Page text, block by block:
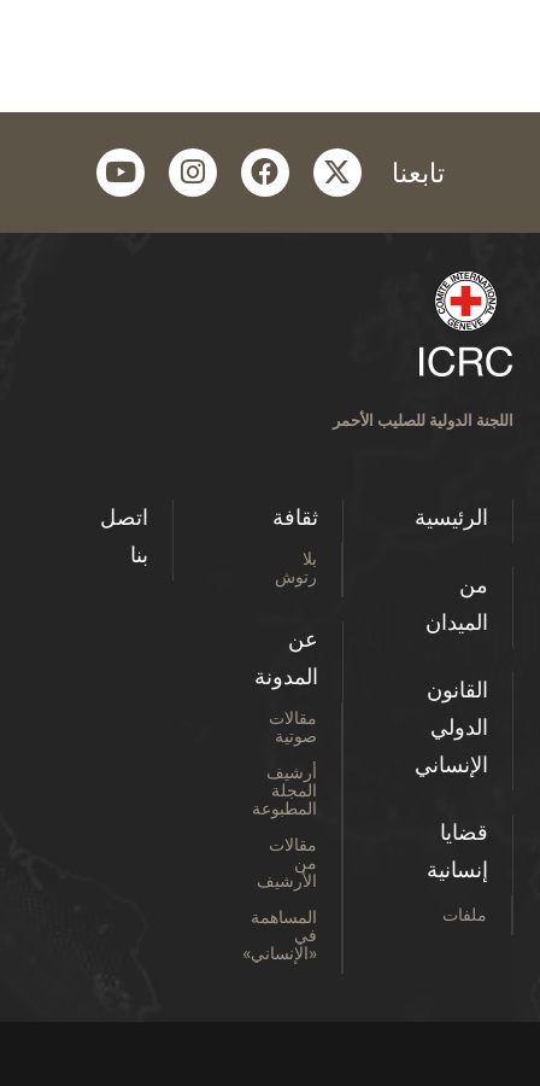
تابعنا twitter
facebook
instagram
youtube
اللجنة الدولية للصليب الأحمر
الرئيسية
من
الميدان
القانون
الدولي
الإنساني
قضايا
إنسانية
ملفات
ثقافة
بلا
رتوش
عن
المدونة
مقالات
صوتية
أرشيف
المجلة
المطبوعة
مقالات
من
الأرشيف
المساهمة
في
«الإنساني»
اتصل
بنا